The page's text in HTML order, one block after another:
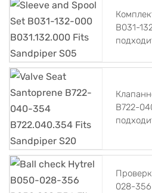
B031-
B722-
028-